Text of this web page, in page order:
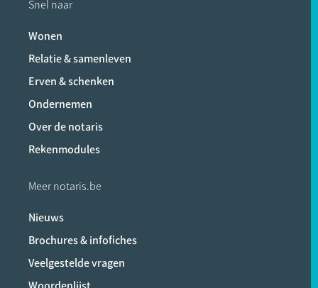
Snel naar
Wonen
Relatie & samenleven
Erven & schenken
Ondernemen
Over de notaris
Rekenmodules
Meer notaris.be
Nieuws
Brochures & infofiches
Veelgestelde vragen